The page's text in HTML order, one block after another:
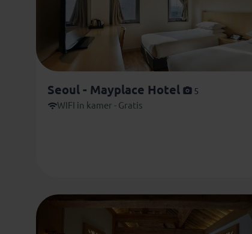
Seoul - Mayplace Hotel
5
WIFI in kamer - Gratis